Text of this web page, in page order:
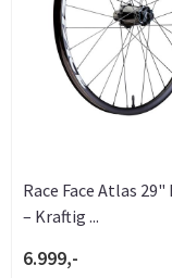
Race Face Atlas
– Kraftig ...
6.999,-